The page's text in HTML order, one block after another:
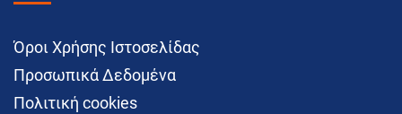
Όροι Χρήσης Ιστοσελίδας
Προσωπικά Δεδομένα
Πολιτική cookies